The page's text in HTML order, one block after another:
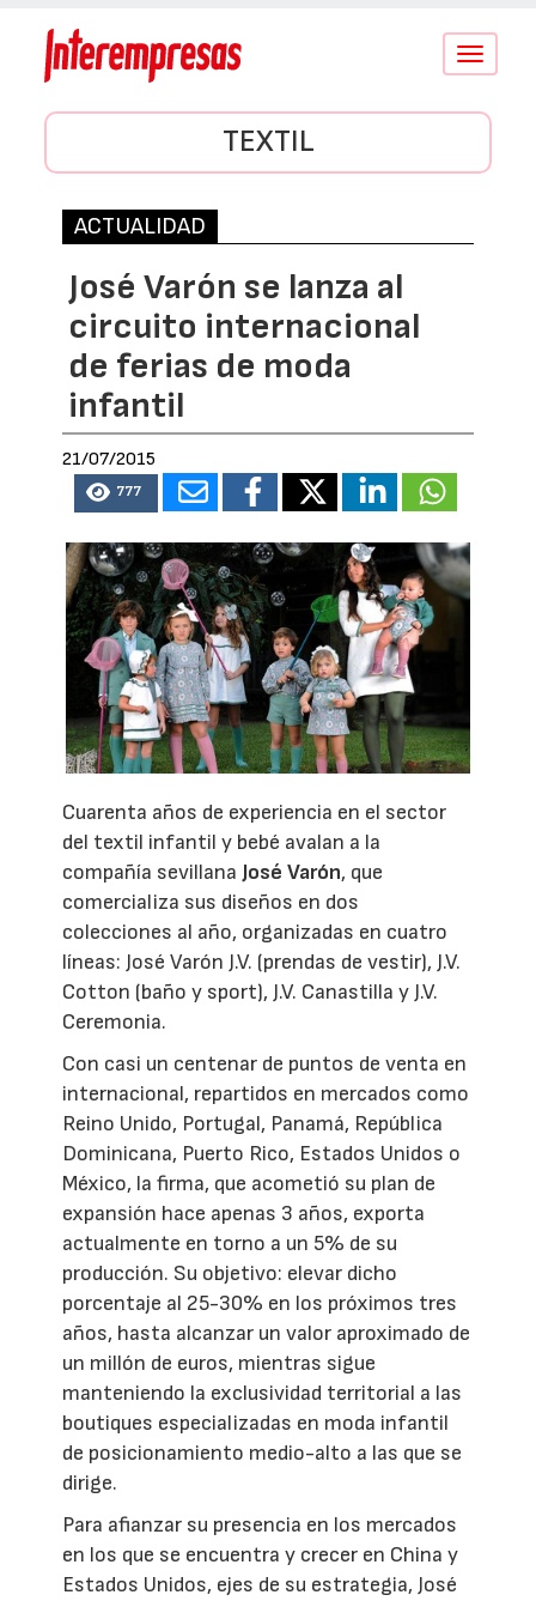
Conmutar
TEXTIL
ACTUALIDAD
José Varón se lanza al
circuito internacional
de ferias de moda
infantil
21/07/2015
777
Cuarenta años de experiencia en el sector
del textil infantil y bebé avalan a la
compañía sevillana José Varón, que
comercializa sus diseños en dos
colecciones al año, organizadas en cuatro
líneas: José Varón J.V. (prendas de vestir), J.V.
Cotton (baño y sport), J.V. Canastilla y J.V.
Ceremonia.
Con casi un centenar de puntos de venta en
internacional, repartidos en mercados como
Reino Unido, Portugal, Panamá, República
Dominicana, Puerto Rico, Estados Unidos o
México, la firma, que acometió su plan de
expansión hace apenas 3 años, exporta
actualmente en torno a un 5% de su
producción. Su objetivo: elevar dicho
porcentaje al 25-30% en los próximos tres
años, hasta alcanzar un valor aproximado de
un millón de euros, mientras sigue
manteniendo la exclusividad territorial a las
boutiques especializadas en moda infantil
de posicionamiento medio-alto a las que se
dirige.
Para afianzar su presencia en los mercados
en los que se encuentra y crecer en China y
Estados Unidos, ejes de su estrategia, José